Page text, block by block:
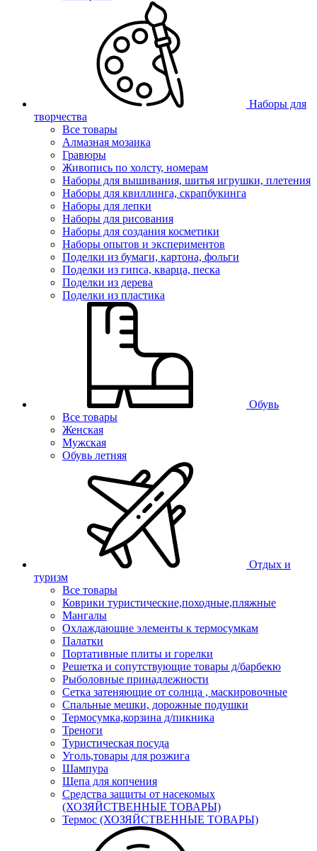
Наборы для
творчества
Все товары
Алмазная мозаика
Гравюры
Живопись по холсту, номерам
Наборы для вышивания, шитья игрушки, плетения
Наборы для квиллинга, скрапбукинга
Наборы для лепки
Наборы для рисования
Наборы для создания косметики
Наборы опытов и экспериментов
Поделки из бумаги, картона, фольги
Поделки из гипса, кварца, песка
Поделки из дерева
Поделки из пластика
Обувь
Все товары
Женская
Мужская
Обувь летняя
Отдых и
туризм
Все товары
Коврики туристические,походные,пляжные
Мангалы
Охлаждающие элементы к термосумкам
Палатки
Портативные плиты и горелки
Решетка и сопутствующие товары д/барбекю
Рыболовные принадлежности
Сетка затеняющие от солнца , маскировочные
Спальные мешки, дорожные подушки
Термосумка,корзина д/пикника
Треноги
Туристическая посуда
Уголь,товары для розжига
Шампура
Щепа для копчения
Средства защиты от насекомых
(ХОЗЯЙСТВЕННЫЕ ТОВАРЫ)
Термос (ХОЗЯЙСТВЕННЫЕ ТОВАРЫ)